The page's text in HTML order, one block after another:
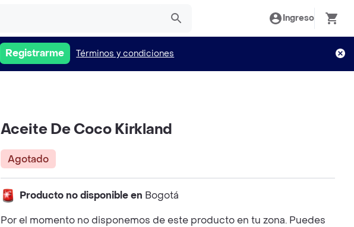
Ingreso
Registrarme Términos y condiciones
Aceite De Coco Kirkland
Agotado
Producto no disponible en Bogotá
Por el momento no disponemos de este producto en tu zona. Puedes